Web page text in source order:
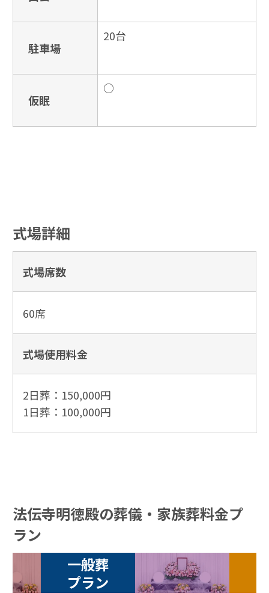
駐車場
20台
仮眠
○
式場詳細
式場席数
60席
式場使用料金
2日葬：150,000円
1日葬：100,000円
法伝寺明徳殿の葬儀・家族葬料金プ
ラン
一般葬
プラン